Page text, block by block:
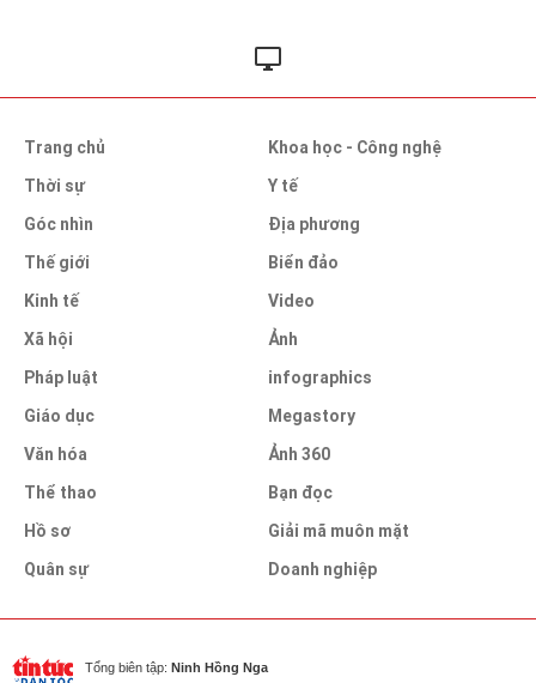
Trang chủ
Thời sự
Góc nhìn
Thế giới
Kinh tế
Xã hội
Pháp luật
Giáo dục
Văn hóa
Thể thao
Hồ sơ
Quân sự
Khoa học - Công nghệ
Y tế
Địa phương
Biển đảo
Video
Ảnh
infographics
Megastory
Ảnh 360
Bạn đọc
Giải mã muôn mặt
Doanh nghiệp
Tổng biên tập: Ninh Hồng Nga